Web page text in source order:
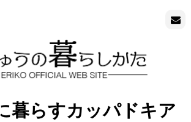
暮らすカッパドキア